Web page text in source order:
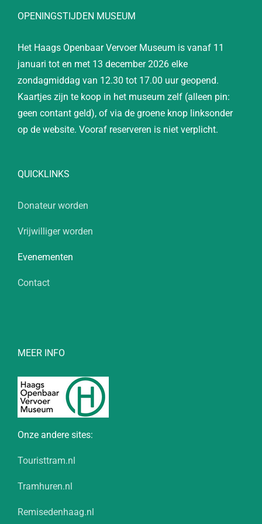
OPENINGSTIJDEN MUSEUM
Het Haags Openbaar Vervoer Museum is vanaf 11
januari tot en met 13 december 2026 elke
zondagmiddag van 12.30 tot 17.00 uur geopend.
Kaartjes zijn te koop in het museum zelf (alleen pin:
geen contant geld), of via de groene knop linksonder
op de website. Vooraf reserveren is niet verplicht.
QUICKLINKS
Donateur worden
Vrijwilliger worden
Evenementen
Contact
MEER INFO
Onze andere sites:
Touristtram.nl
Tramhuren.nl
Remisedenhaag.nl